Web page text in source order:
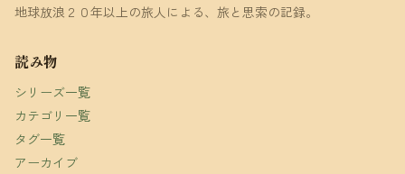
地球放浪２０年以上の旅人による、旅と思索の記録。
読み物
シリーズ一覧
カテゴリ一覧
タグ一覧
アーカイブ